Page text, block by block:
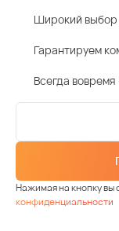
Широкий
Гарантируем
Всегда
Нажимая на кнопку вы
конфиденциальности